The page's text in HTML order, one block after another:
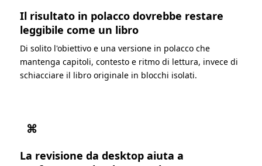
Il risultato in polacco dovrebbe restare
leggibile come un libro
Di solito l'obiettivo e una versione in polacco che
mantenga capitoli, contesto e ritmo di lettura, invece di
schiacciare il libro originale in blocchi isolati.
⌘
La revisione da desktop aiuta a